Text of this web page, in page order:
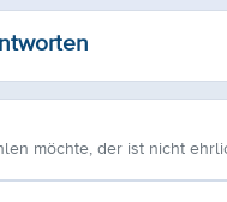
möchte, der ist nicht